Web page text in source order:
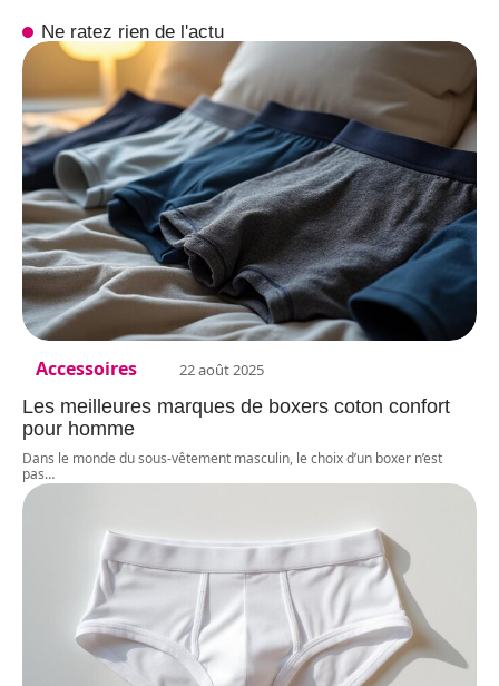
Ne ratez rien de l'actu
Accessoires 22 août 2025
Les meilleures marques de boxers coton confort
pour homme
Dans le monde du sous-vêtement masculin, le choix d’un boxer n’est
pas…